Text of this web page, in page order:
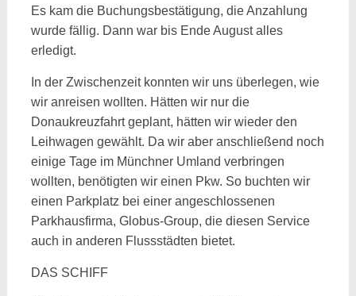
Es kam die Buchungsbestätigung, die Anzahlung
wurde fällig. Dann war bis Ende August alles
erledigt.
In der Zwischenzeit konnten wir uns überlegen, wie
wir anreisen wollten. Hätten wir nur die
Donaukreuzfahrt geplant, hätten wir wieder den
Leihwagen gewählt. Da wir aber anschließend noch
einige Tage im Münchner Umland verbringen
wollten, benötigten wir einen Pkw. So buchten wir
einen Parkplatz bei einer angeschlossenen
Parkhausfirma, Globus-Group, die diesen Service
auch in anderen Flussstädten bietet.
DAS SCHIFF